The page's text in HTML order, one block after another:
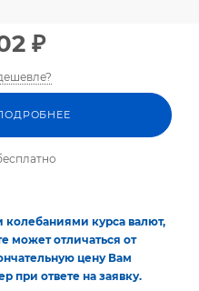
₽
колебаниями курса валют,
может отличаться от
цену Вам
при ответе на заявку.